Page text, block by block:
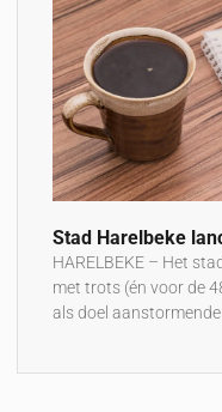
Stad Harelbeke
HARELBEKE – Het
met trots (én voor de
als doel